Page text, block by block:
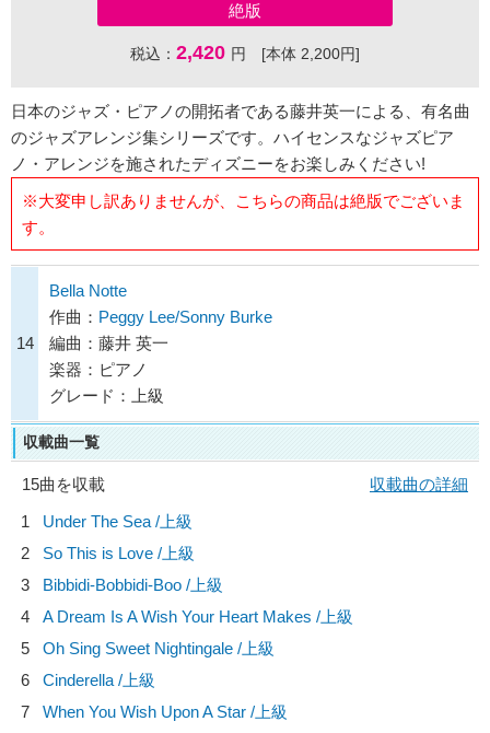
絶版
税込： 2,420 円 [本体 2,200円]
日本のジャズ・ピアノの開拓者である藤井英一による、有名曲
のジャズアレンジ集シリーズです。ハイセンスなジャズピア
ノ・アレンジを施されたディズニーをお楽しみください!
※大変申し訳ありませんが、こちらの商品は絶版でございま
す。
14
Bella Notte
作曲： Peggy Lee/Sonny Burke
編曲：藤井 英一
楽器：ピアノ
グレード：上級
収載曲一覧
15曲を収載
収載曲の詳細
1
Under The Sea /上級
2
So This is Love /上級
3
Bibbidi-Bobbidi-Boo /上級
4
A Dream Is A Wish Your Heart Makes /上級
5
Oh Sing Sweet Nightingale /上級
6
Cinderella /上級
7
When You Wish Upon A Star /上級